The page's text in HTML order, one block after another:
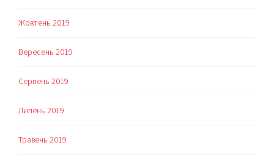
Жовтень 2019
Вересень 2019
Серпень 2019
Липень 2019
Травень 2019